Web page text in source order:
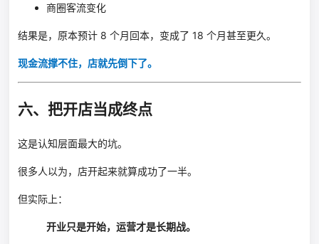
商圈客流变化
结果是，原本预计 8 个月回本，变成了 18 个月甚至更久。
现金流撑不住，店就先倒下了。
六、把开店当成终点
这是认知层面最大的坑。
很多人以为，店开起来就算成功了一半。
但实际上：
开业只是开始，运营才是长期战。